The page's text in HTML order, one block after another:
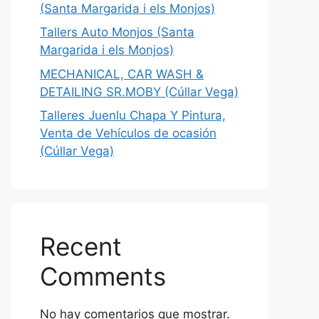
(Santa Margarida i els Monjos)
Tallers Auto Monjos (Santa
Margarida i els Monjos)
MECHANICAL, CAR WASH &
DETAILING SR.MOBY (Cúllar Vega)
Talleres Juenlu Chapa Y Pintura,
Venta de Vehículos de ocasión
(Cúllar Vega)
Recent
Comments
No hay comentarios que mostrar.